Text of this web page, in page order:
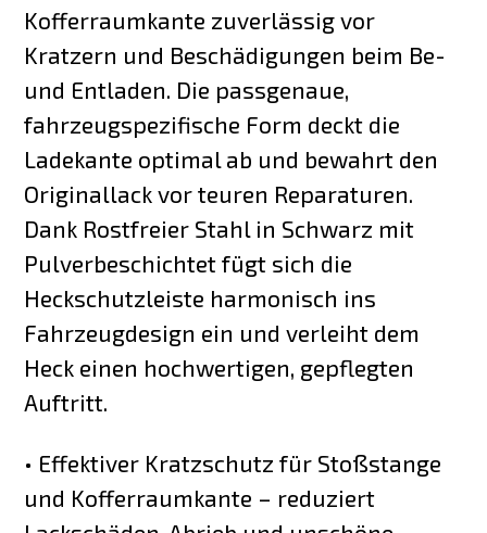
Kofferraumkante zuverlässig vor
Kratzern und Beschädigungen beim Be-
und Entladen. Die passgenaue,
fahrzeugspezifische Form deckt die
Ladekante optimal ab und bewahrt den
Originallack vor teuren Reparaturen.
Dank Rostfreier Stahl in Schwarz mit
Pulverbeschichtet fügt sich die
Heckschutzleiste harmonisch ins
Fahrzeugdesign ein und verleiht dem
Heck einen hochwertigen, gepflegten
Auftritt.
• Effektiver Kratzschutz für Stoßstange
und Kofferraumkante – reduziert